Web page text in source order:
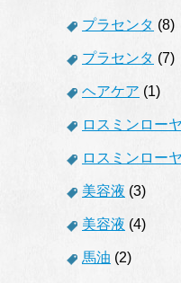
プラセンタ (8)
プラセンタ (7)
ヘアケア (1)
ロスミンロー
ロスミンロー
美容液 (3)
美容液 (4)
馬油 (2)